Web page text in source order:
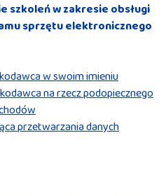
szkoleń w zakresie obsługi
sprzętu elektronicznego
w swoim imieniu
na rzecz podopiecznego
przetwarzania danych